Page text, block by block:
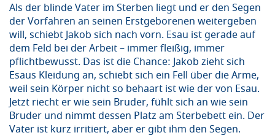
Als der blinde Vater im Sterben liegt und er den Segen
der Vorfahren an seinen Erstgeborenen weitergeben
will, schiebt Jakob sich nach vorn. Esau ist gerade auf
dem Feld bei der Arbeit – immer fleißig, immer
pflichtbewusst. Das ist die Chance: Jakob zieht sich
Esaus Kleidung an, schiebt sich ein Fell über die Arme,
weil sein Körper nicht so behaart ist wie der von Esau.
Jetzt riecht er wie sein Bruder, fühlt sich an wie sein
Bruder und nimmt dessen Platz am Sterbebett ein. Der
Vater ist kurz irritiert, aber er gibt ihm den Segen.